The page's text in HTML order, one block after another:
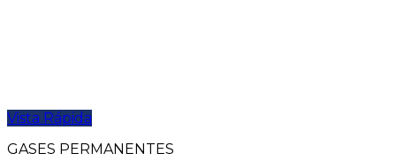
Vista Rápida
GASES PERMANENTES